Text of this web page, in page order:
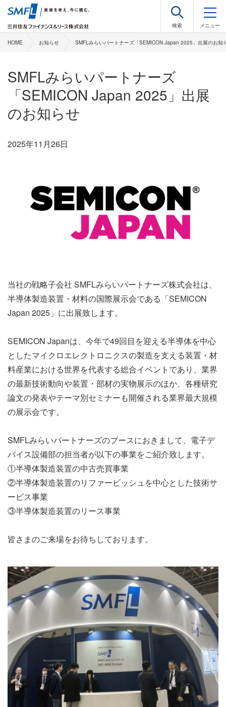
HOME お知らせ SMFLみらいパートナーズ「SEMICON Japan 2025」出展のお知
SMFLみらいパートナーズ
「SEMICON Japan 2025」出展
のお知らせ
2025年11月26日
当社の戦略子会社 SMFLみらいパートナーズ株式会社は、
半導体製造装置・材料の国際展示会である「SEMICON
Japan 2025」に出展致します。
SEMICON Japanは、今年で49回目を迎える半導体を中心
としたマイクロエレクトロニクスの製造を支える装置・材
料産業における世界を代表する総合イベントであり、業界
の最新技術動向や装置・部材の実物展示のほか、各種研究
論文の発表やテーマ別セミナーも開催される業界最大規模
の展示会です。
SMFLみらいパートナーズのブースにおきまして、電子デ
バイス設備部の担当者が以下の事業をご紹介致します。
①半導体製造装置の中古売買事業
②半導体製造装置のリファービッシュを中心とした技術サ
ービス事業
③半導体製造装置のリース事業
皆さまのご来場をお待ちしております。